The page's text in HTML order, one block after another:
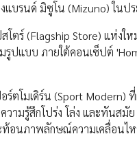
แบรนด์ มิซูโน (Mizuno) ในป
ตร์ (Flagship Store) แห่งใ
รูปแบบ ภายใต้คอนเซ็ปต์
ร์ตโมเดิร์น (Sport
มรู้สึกโปร่ง โล่ง และทันสมั
นภาพลักษณ์ความเคลื่อนไห